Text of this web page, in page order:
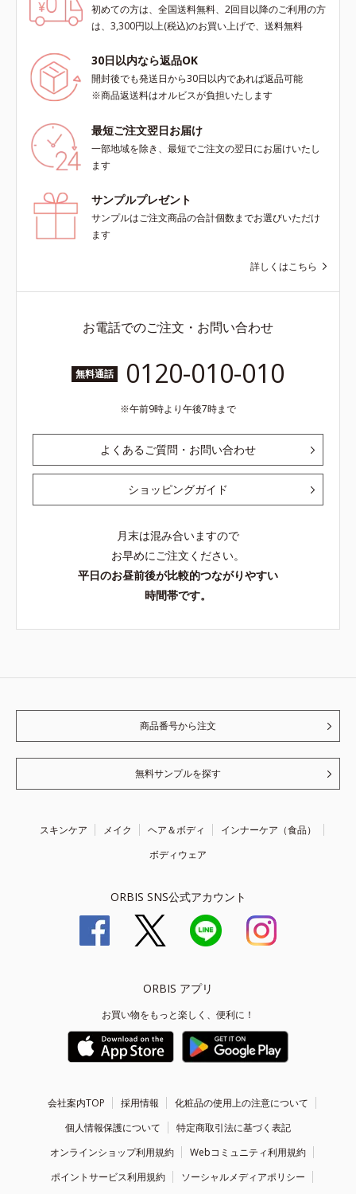
初めての方は、全国送料無料、2回目以降のご利用の方
は、3,300円以上(税込)のお買い上げで、送料無料
30日以内なら返品OK
開封後でも発送日から30日以内であれば返品可能
※商品返送料はオルビスが負担いたします
最短ご注文翌日お届け
一部地域を除き、最短でご注文の翌日にお届けいたし
ます
サンプルプレゼント
サンプルはご注文商品の合計個数までお選びいただけ
ます
詳しくはこちら
お電話でのご注文・お問い合わせ
無料通話 0120-010-010
午前9時より午後7時まで
よくあるご質問・お問い合わせ
ショッピングガイド
月末は混み合いますので
お早めにご注文ください。
平日のお昼前後が比較的つながりやすい
時間帯です。
商品番号から注文
無料サンプルを探す
スキンケア メイク ヘア＆ボディ
インナーケア（食品）
ボディウェア
ORBIS SNS公式アカウント
ORBIS アプリ
お買い物をもっと楽しく、便利に！
会社案内TOP 採用情報
化粧品の使用上の注意について
個人情報保護について
特定商取引法に基づく表記
オンラインショップ利用規約
Webコミュニティ利用規約
ポイントサービス利用規約
ソーシャルメディアポリシー